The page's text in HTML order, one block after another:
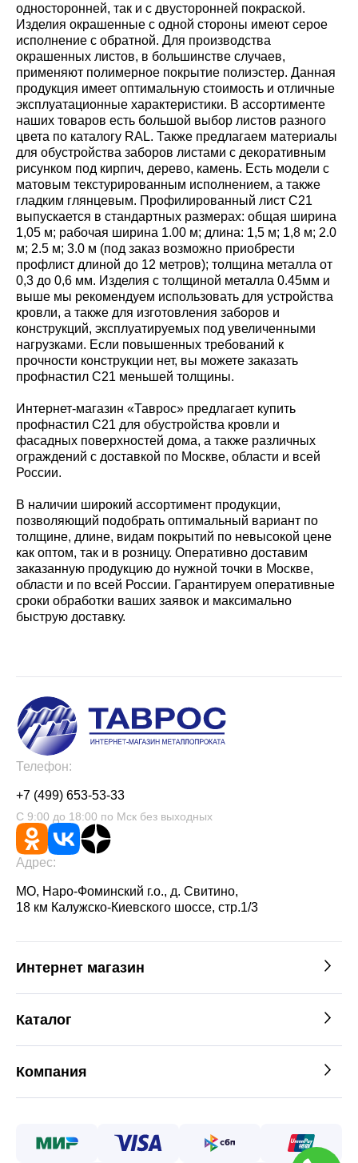
односторонней, так и с двусторонней покраской.
Изделия окрашенные с одной стороны имеют серое
исполнение с обратной. Для производства
окрашенных листов, в большинстве случаев,
применяют полимерное покрытие полиэстер. Данная
продукция имеет оптимальную стоимость и отличные
эксплуатационные характеристики. В ассортименте
наших товаров есть большой выбор листов разного
цвета по каталогу RAL. Также предлагаем материалы
для обустройства заборов листами с декоративным
рисунком под кирпич, дерево, камень. Есть модели с
матовым текстурированным исполнением, а также
гладким глянцевым. Профилированный лист С21
выпускается в стандартных размерах: общая ширина
1,05 м; рабочая ширина 1.00 м; длина: 1,5 м; 1,8 м; 2.0
м; 2.5 м; 3.0 м (под заказ возможно приобрести
профлист длиной до 12 метров); толщина металла от
0,3 до 0,6 мм. Изделия с толщиной металла 0.45мм и
выше мы рекомендуем использовать для устройства
кровли, а также для изготовления заборов и
конструкций, эксплуатируемых под увеличенными
нагрузками. Если повышенных требований к
прочности конструкции нет, вы можете заказать
профнастил С21 меньшей толщины.
Интернет-магазин «Таврос» предлагает купить
профнастил С21 для обустройства кровли и
фасадных поверхностей дома, а также различных
ограждений с доставкой по Москве, области и всей
России.
В наличии широкий ассортимент продукции,
позволяющий подобрать оптимальный вариант по
толщине, длине, видам покрытий по невысокой цене
как оптом, так и в розницу. Оперативно доставим
заказанную продукцию до нужной точки в Москве,
области и по всей России. Гарантируем оперативные
сроки обработки ваших заявок и максимально
быструю доставку.
Телефон:
+7 (499) 653-53-33
С 9:00 до 18:00 по Мск без выходных
Адрес:
МО, Наро-Фоминский г.о., д. Свитино,
18 км Калужско-Киевского шоссе, стр.1/3
Интернет магазин
Каталог
Компания